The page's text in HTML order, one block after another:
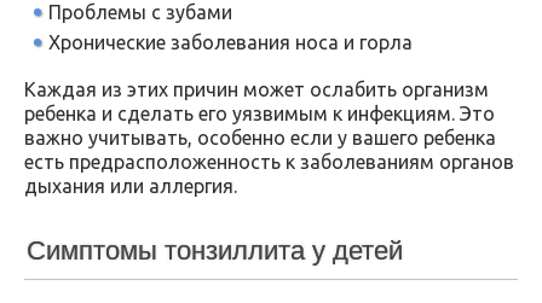
Проблемы с зубами
Хронические заболевания носа и горла
Каждая из этих причин может ослабить организм
ребенка и сделать его уязвимым к инфекциям. Это
важно учитывать, особенно если у вашего ребенка
есть предрасположенность к заболеваниям органов
дыхания или аллергия.
Симптомы тонзиллита у детей